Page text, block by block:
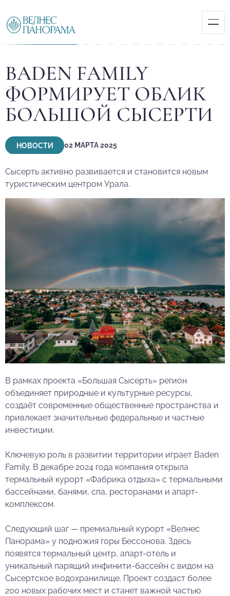
ЦЕНТРАЛЬНЫЙ ОФИС
+7 800 101 18 88
INFO@BADEN-FAMILY.RU
О проекте
Апартаменты
Каталог
Услуги
Способы покупки
Новости
BADEN FAMILY
ФОРМИРУЕТ ОБЛИК
БОЛЬШОЙ СЫСЕРТИ
НОВОСТИ 02 МАРТА 2025
Сысерть активно развивается и становится новым
туристическим центром Урала.
В рамках проекта «Большая Сысерть» регион
объединяет природные и культурные ресурсы,
создаёт современные общественные пространства и
привлекает значительные федеральные и частные
инвестиции.
Ключевую роль в развитии территории играет Baden
Family. В декабре 2024 года компания открыла
термальный курорт «Фабрика отдыха» с термальными
бассейнами, банями, спа, ресторанами и апарт-
комплексом.
Следующий шаг — премиальный курорт «Велнес
Панорама» у подножия горы Бессонова. Здесь
появятся термальный центр, апарт-отель и
уникальный парящий инфинити-бассейн с видом на
Сысертское водохранилище. Проект создаст более
200 новых рабочих мест и станет важной частью